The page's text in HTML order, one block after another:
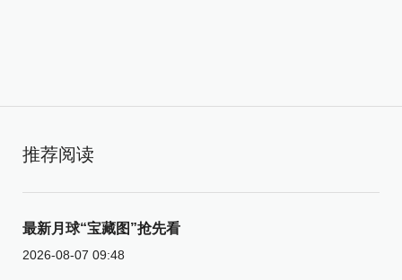
推荐阅读
最新月球“宝藏图”抢先看
2026-08-07 09:48